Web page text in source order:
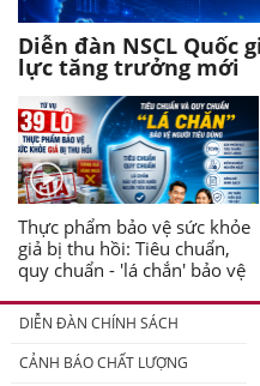
Diễn đàn NSCL Quốc
lực tăng trưởng mới
Thực phẩm bảo vệ sức khỏe
giả bị thu hồi: Tiêu chuẩn,
quy chuẩn - 'lá chắn' bảo vệ
DIỄN ĐÀN CHÍNH SÁCH
CẢNH BÁO CHẤT LƯỢNG